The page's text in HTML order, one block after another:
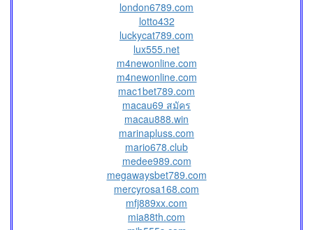
london6789.com
lotto432
luckycat789.com
lux555.net
m4newonline.com
m4newonline.com
mac1bet789.com
macau69 สมัคร
macau888.win
marinapluss.com
mario678.club
medee989.com
megawaysbet789.com
mercyrosa168.com
mfj889xx.com
mia88th.com